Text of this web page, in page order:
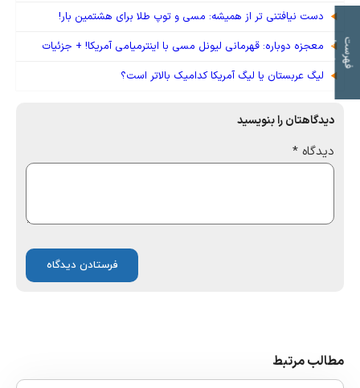
ف
ه
ر
س
ت
م
و
ض
و
ع
ات
دست نیافتنی تر از همیشه: مسی و توپ طلا برای هشتمین بار!
معجزه دوباره: قهرمانی لیونل مسی با اینترمیامی آمریکا! + جزئیات
لیگ عربستان یا لیگ آمریکا کدامیک بالاتر است؟
دیدگاهتان را بنویسید
دیدگاه *
مطالب مرتبط